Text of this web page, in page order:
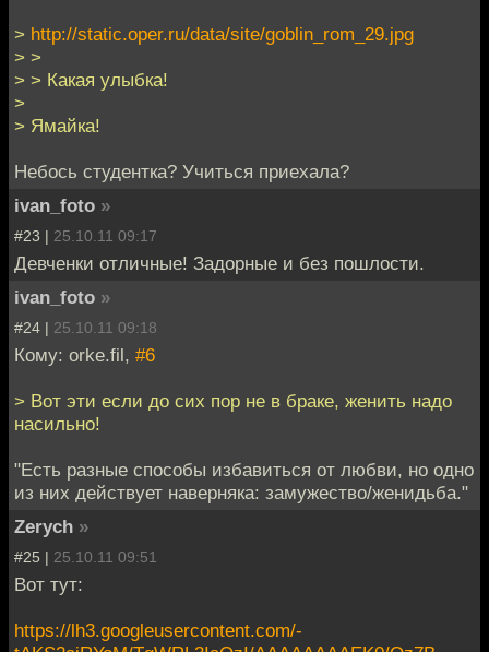
> http://static.oper.ru/data/site/goblin_rom_29.jpg
> >
> > Какая улыбка!
>
> Ямайка!
Небось студентка? Учиться приехала?
ivan_foto »
#23 | 25.10.11 09:17
Девченки отличные! Задорные и без пошлости.
ivan_foto »
#24 | 25.10.11 09:18
Кому: orke.fil, #6
> Вот эти если до сих пор не в браке, женить надо
насильно!
"Есть разные способы избавиться от любви, но одно
из них действует наверняка: замужество/женидьба."
Zerych »
#25 | 25.10.11 09:51
Вот тут:
https://lh3.googleusercontent.com/-